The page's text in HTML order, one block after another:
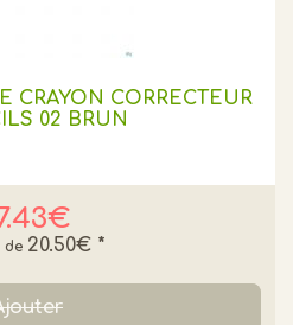
CRAYON CORRECTEUR
02 BRUN
20.50€ *